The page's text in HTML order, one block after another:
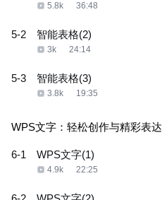
5.8k 36:48
5-2 智能表格(2)
3k 24:14
5-3 智能表格(3)
3.8k 19:35
WPS文字：轻松创作与精彩表达
6-1 WPS文字(1)
4.9k 22:25